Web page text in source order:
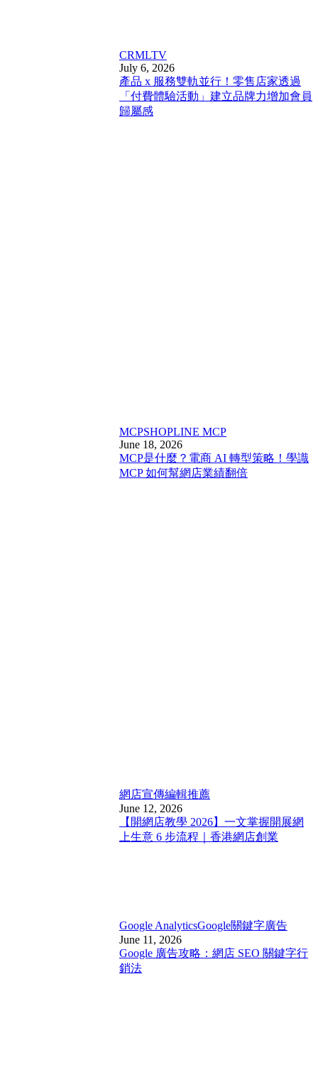
CRMLTV
July 6, 2026
產品 x 服務雙軌並行！零售店家透過
「付費體驗活動」建立品牌力增加會員
歸屬感
MCPSHOPLINE MCP
June 18, 2026
MCP是什麼？電商 AI 轉型策略！學識
MCP 如何幫網店業績翻倍
網店宣傳編輯推薦
June 12, 2026
【開網店教學 2026】一文掌握開展網
上生意 6 步流程｜香港網店創業
Google AnalyticsGoogle關鍵字廣告
June 11, 2026
Google 廣告攻略：網店 SEO 關鍵字行
銷法